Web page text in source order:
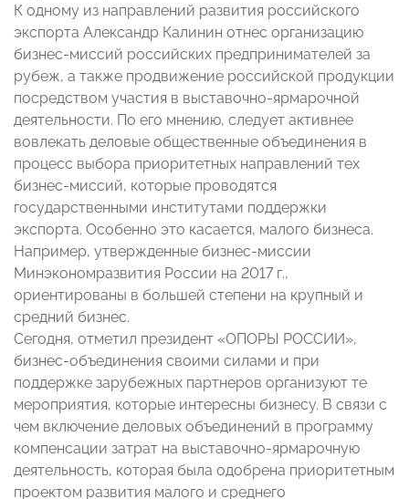
К одному из направлений развития российского
экспорта Александр Калинин отнес организацию
бизнес-миссий российских предпринимателей за
рубеж, а также продвижение российской продукции
посредством участия в выставочно-ярмарочной
деятельности. По его мнению, следует активнее
вовлекать деловые общественные объединения в
процесс выбора приоритетных направлений тех
бизнес-миссий, которые проводятся
государственными институтами поддержки
экспорта. Особенно это касается, малого бизнеса.
Например, утвержденные бизнес-миссии
Минэкономразвития России на 2017 г.,
ориентированы в большей степени на крупный и
средний бизнес.
Сегодня, отметил президент «ОПОРЫ РОССИИ»,
бизнес-объединения своими силами и при
поддержке зарубежных партнеров организуют те
мероприятия, которые интересны бизнесу. В связи с
чем включение деловых объединений в программу
компенсации затрат на выставочно-ярмарочную
деятельность, которая была одобрена приоритетным
проектом развития малого и среднего